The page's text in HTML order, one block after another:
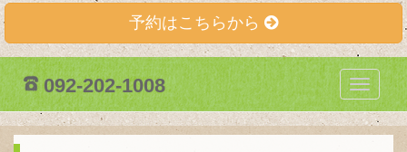
予約はこちらから
092-202-1008
T
o
g